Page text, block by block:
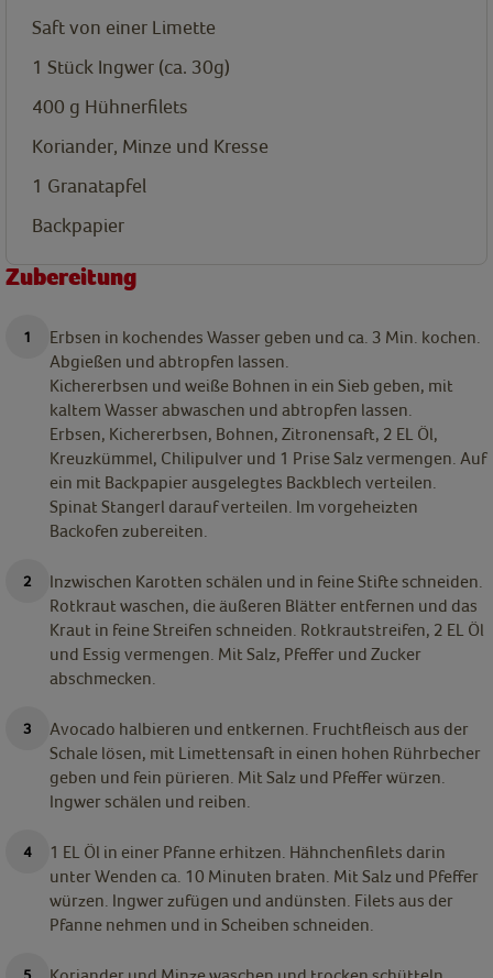
Saft von einer Limette
1 Stück Ingwer (ca. 30g)
400 g Hühnerfilets
Koriander, Minze und Kresse
1 Granatapfel
Backpapier
Zubereitung
Erbsen in kochendes Wasser geben und ca. 3 Min. kochen.
Abgießen und abtropfen lassen.
Kichererbsen und weiße Bohnen in ein Sieb geben, mit
kaltem Wasser abwaschen und abtropfen lassen.
Erbsen, Kichererbsen, Bohnen, Zitronensaft, 2 EL Öl,
Kreuzkümmel, Chilipulver und 1 Prise Salz vermengen. Auf
ein mit Backpapier ausgelegtes Backblech verteilen.
Spinat Stangerl darauf verteilen. Im vorgeheizten
Backofen zubereiten.
Inzwischen Karotten schälen und in feine Stifte schneiden.
Rotkraut waschen, die äußeren Blätter entfernen und das
Kraut in feine Streifen schneiden. Rotkrautstreifen, 2 EL Öl
und Essig vermengen. Mit Salz, Pfeffer und Zucker
abschmecken.
Avocado halbieren und entkernen. Fruchtfleisch aus der
Schale lösen, mit Limettensaft in einen hohen Rührbecher
geben und fein pürieren. Mit Salz und Pfeffer würzen.
Ingwer schälen und reiben.
1 EL Öl in einer Pfanne erhitzen. Hähnchenfilets darin
unter Wenden ca. 10 Minuten braten. Mit Salz und Pfeffer
würzen. Ingwer zufügen und andünsten. Filets aus der
Pfanne nehmen und in Scheiben schneiden.